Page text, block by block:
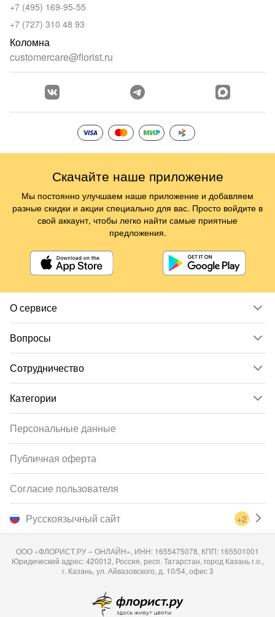
О сервисе
Вопросы
Сотрудничество
Категории
+7 (495) 169-95-55
+7 (727) 310 48 93
Коломна
customercare@florist.ru
Русскоязычный сайт +2
Персональные данные
Публичная оферта
Согласие пользователя
ООО «ФЛОРИСТ.РУ – ОНЛАЙН», ИНН: 1655475078, КПП: 165501001
Юридический адрес: 420012, Россия, респ. Татарстан, город Казань г.о.,
г. Казань, ул. Айвазовского, д. 10/54, офис 3
Скачайте наше приложение
Мы постоянно улучшаем наше приложение и добавляем
разные скидки и акции специально для вас. Просто войдите в
свой аккаунт, чтобы легко найти самые приятные
предложения.